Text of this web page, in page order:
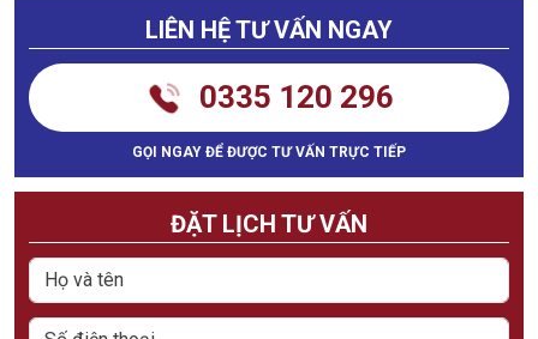
LIÊN HỆ TƯ VẤN NGAY
0335 120 296
GỌI NGAY ĐỂ ĐƯỢC TƯ VẤN TRỰC TIẾP
ĐẶT LỊCH TƯ VẤN